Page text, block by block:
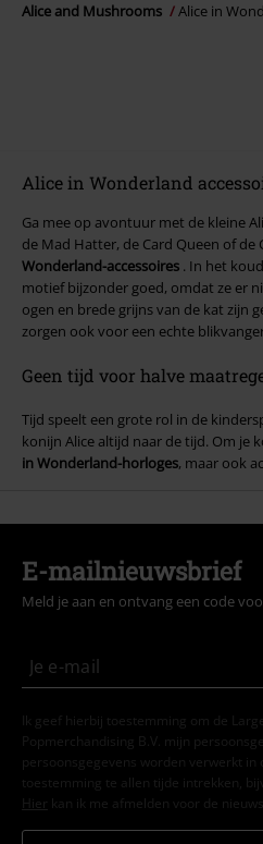
Alice and Mushrooms Alice in
Alice in Wonderland
Ga mee op avontuur met de kleine
de Mad Hatter, de Card Queen of
Wonderland-accessoires . In het
motief bijzonder goed, omdat ze er
ogen en brede grijns van de kat zijn
zorgen ook voor een echte
Geen tijd voor halve
Tijd speelt een grote rol in de
konijn Alice altijd naar de tijd. Om je
in Wonderland-horloges, maar ook
E-mailnieuwsbrief
Meld je aan en ontvang een code
Ik geef hierbij toestemming om de
Popmerchandising B.V. mijn
persoonsgegevens worden verwerkt
toestemming te allen tijde intrekken,
Hier kan ik me afmelden voor de